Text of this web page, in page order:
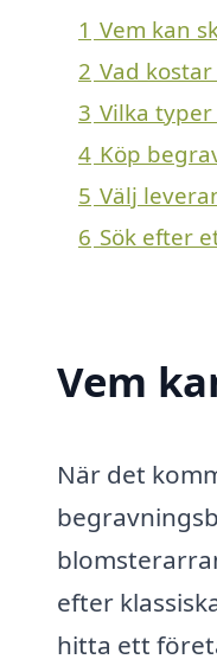
1 Vem kan
2 Vad
3 Vilka
4 Köp
5 Välj
6 Sök efter
Vem
När det
efter
hitta ett